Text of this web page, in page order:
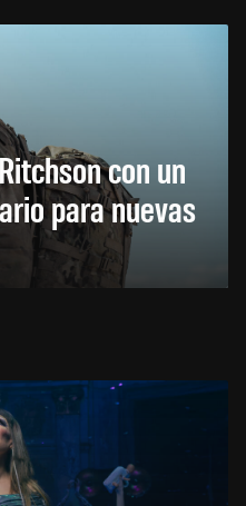
con un
para nuevas